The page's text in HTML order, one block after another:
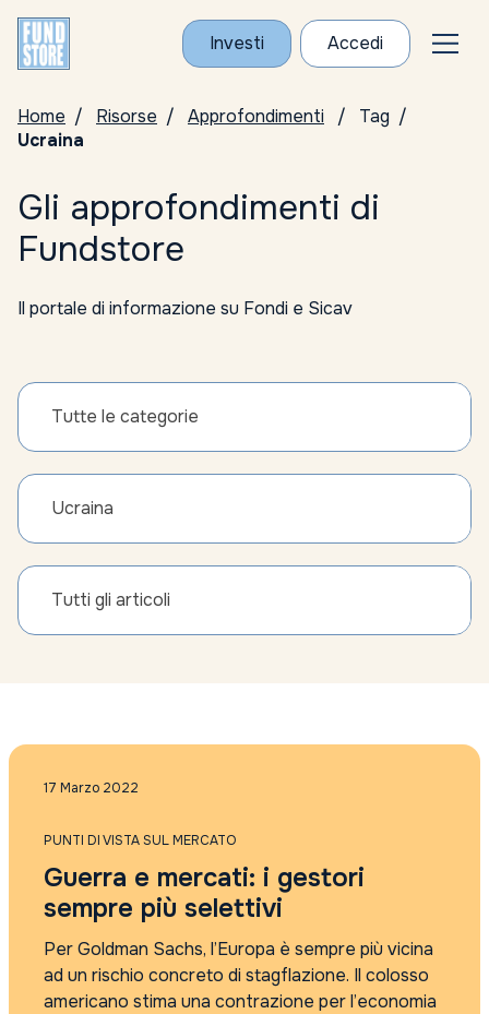
Investi Accedi
Home Risorse Approfondimenti
Tag
Ucraina
Gli approfondimenti di
Fundstore
Il portale di informazione su Fondi e Sicav
Tutte le categorie
Ucraina
Tutti gli articoli
17 Marzo 2022
PUNTI DI VISTA SUL MERCATO
Guerra e mercati: i gestori
sempre più selettivi
Per Goldman Sachs, l’Europa è sempre più vicina
ad un rischio concreto di stagflazione. Il colosso
americano stima una contrazione per l’economia